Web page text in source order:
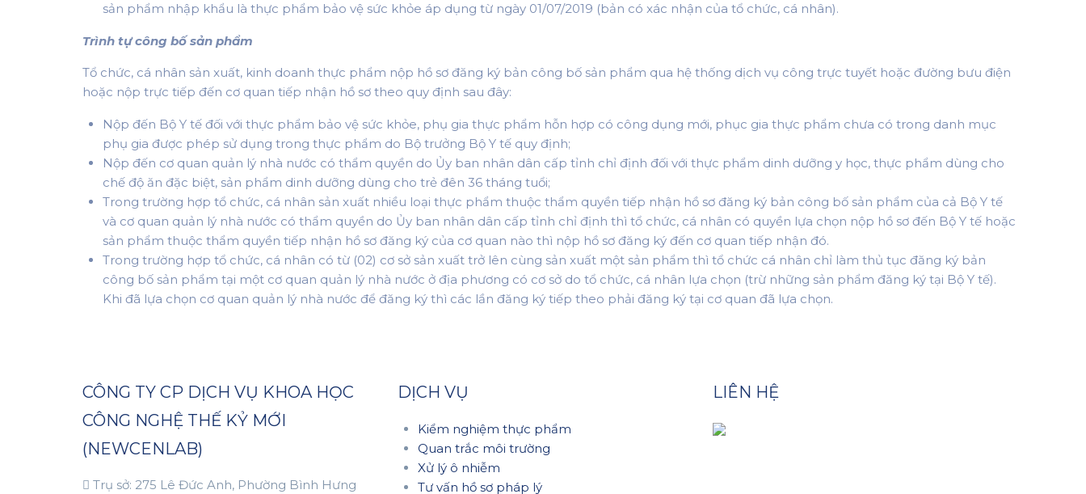
sản phẩm nhập khẩu là thực phẩm bảo vệ sức khỏe áp dụng từ ngày 01/07/2019 (bản có xác nhận của tổ chức, cá nhân).
Trình tự công bố sản phẩm
Tổ chức, cá nhân sản xuất, kinh doanh thực phẩm nộp hồ sơ đăng ký bản công bố sản phẩm qua hệ thống dịch vụ công trực tuyết hoặc đường bưu điện
hoặc nộp trực tiếp đến cơ quan tiếp nhận hồ sơ theo quy định sau đây:
Nộp đến Bộ Y tế đối với thực phẩm bảo vệ sức khỏe, phụ gia thực phẩm hỗn hợp có công dụng mới, phục gia thực phẩm chưa có trong danh mục
phụ gia được phép sử dụng trong thực phẩm do Bộ trưởng Bộ Y tế quy định;
Nộp đến cơ quan quản lý nhà nước có thẩm quyền do Ủy ban nhân dân cấp tỉnh chỉ định đối với thực phẩm dinh dưỡng y học, thực phẩm dùng cho
chế độ ăn đặc biệt, sản phẩm dinh dưỡng dùng cho trẻ đên 36 tháng tuổi;
Trong trường hợp tổ chức, cá nhân sản xuất nhiều loại thực phẩm thuộc thẩm quyền tiếp nhận hồ sơ đăng ký bản công bố sản phẩm của cả Bộ Y tế
và cơ quan quản lý nhà nước có thẩm quyền do Ủy ban nhân dân cấp tỉnh chỉ định thì tổ chức, cá nhân có quyền lựa chọn nộp hồ sơ đến Bộ Y tế hoặc
sản phẩm thuộc thẩm quyền tiếp nhận hồ sơ đăng ký của cơ quan nào thì nộp hồ sơ đăng ký đến cơ quan tiếp nhận đó.
Trong trường hợp tổ chức, cá nhân có từ (02) cơ sở sản xuất trở lên cùng sản xuất một sản phẩm thì tổ chức cá nhân chỉ làm thủ tục đăng ký bản
công bố sản phẩm tại một cơ quan quản lý nhà nước ở địa phương có cơ sở do tổ chức, cá nhân lựa chọn (trừ những sản phẩm đăng ký tại Bộ Y tế).
Khi đã lựa chọn cơ quan quản lý nhà nước để đăng ký thì các lần đăng ký tiếp theo phải đăng ký tại cơ quan đã lựa chọn.
CÔNG TY CP DỊCH VỤ KHOA HỌC
CÔNG NGHỆ THẾ KỶ MỚI
(NEWCENLAB)
Trụ sở: 275 Lê Đức Anh, Phường Bình Hưng
DỊCH VỤ
Kiểm nghiệm thực phẩm
Quan trắc môi trường
Xử lý ô nhiễm
Tư vấn hồ sơ pháp lý
LIÊN HỆ